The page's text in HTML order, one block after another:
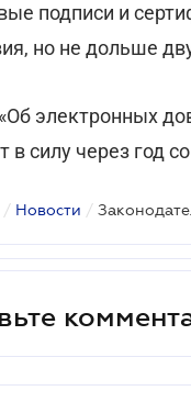
подписи и
но не дольше
электронных
в силу через год
/ Новости /